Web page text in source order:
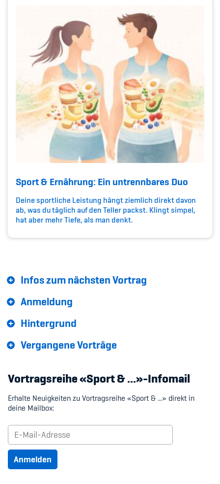
Infomails
Kinderbetreuung
Krankenversicherung
Schwangerschaft & Sport
Spitzensport & Studium
Organisation
Team
Offene Stellen
Sport & Ernährung: Ein untrennbares Duo
Deine sportliche Leistung hängt ziemlich direkt davon
ab, was du täglich auf den Teller packst. Klingt simpel,
hat aber mehr Tiefe, als man denkt.
Infos zum nächsten Vortrag
Anmeldung
Hintergrund
Vergangene Vorträge
Vortragsreihe «Sport & ...»-Infomail
Erhalte Neuigkeiten zu Vortragsreihe «Sport & ...» direkt in
deine Mailbox:
Anmelden